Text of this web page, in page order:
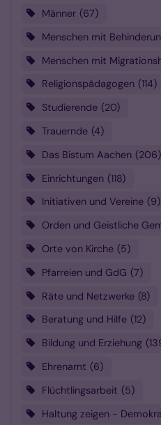
Männer 67
Menschen mit
Menschen mit
Religionspädagogen 114
Studierende 20
Trauernde 4
Das Bistum Aachen 206
Einrichtungen 118
Initiativen und Vereine
9
Orden und Geistliche
Orte von Kirche 5
Pfarreien und GdG 7
Räte und Netzwerke 8
Beratung und Hilfe 12
Bildung und Erziehung
Ehrenamt 6
Flüchtlingsarbeit 5
Haltung zeigen -